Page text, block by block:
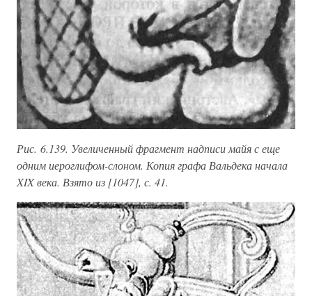
Рис. 6.139. Увеличенный фрагмент надписи майя с еще
одним иероглифом-слоном. Копия графа Вальдека начала
XIX века. Взято из [1047], с. 41.